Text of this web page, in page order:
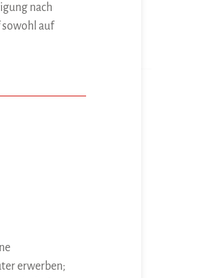
nach
sowohl auf
erwerben;